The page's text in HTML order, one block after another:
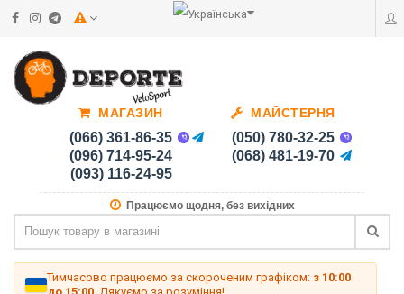
МАГАЗИН
(066) 361-86-35
(096) 714-95-24
(093) 116-24-95
МАЙСТЕРНЯ
(050) 780-32-25
(068) 481-19-70
Працюємо щодня, без вихідних
Тимчасово працюємо за скороченим графіком: з 10:00